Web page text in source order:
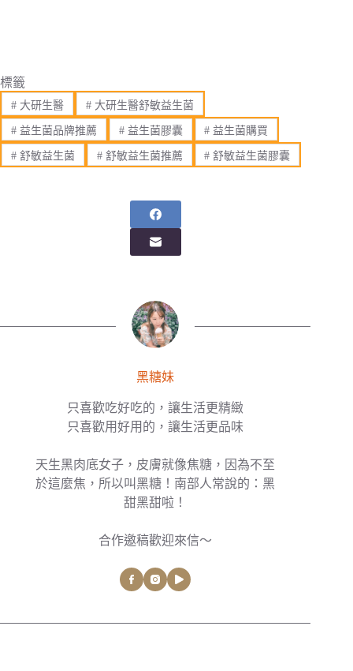
標籤
#大研生醫 #大研生醫舒敏益生菌
#益生菌品牌推薦 #益生菌膠囊 # 益生菌購買
#舒敏益生菌 #舒敏益生菌推薦 # 舒敏益生菌膠囊
黑糖妹
只喜歡吃好吃的，讓生活更精緻
只喜歡用好用的，讓生活更品味
天生黑肉底女子，皮膚就像焦糖，因為不至
於這麼焦，所以叫黑糖！南部人常說的：黑
甜黑甜啦！
合作邀稿歡迎來信～